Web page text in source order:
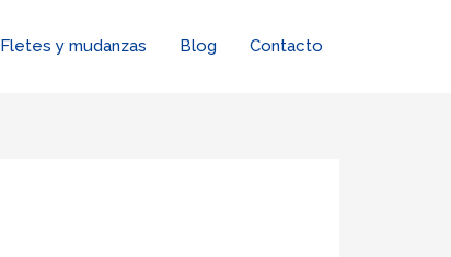
Fletes y mudanzas Blog Contacto